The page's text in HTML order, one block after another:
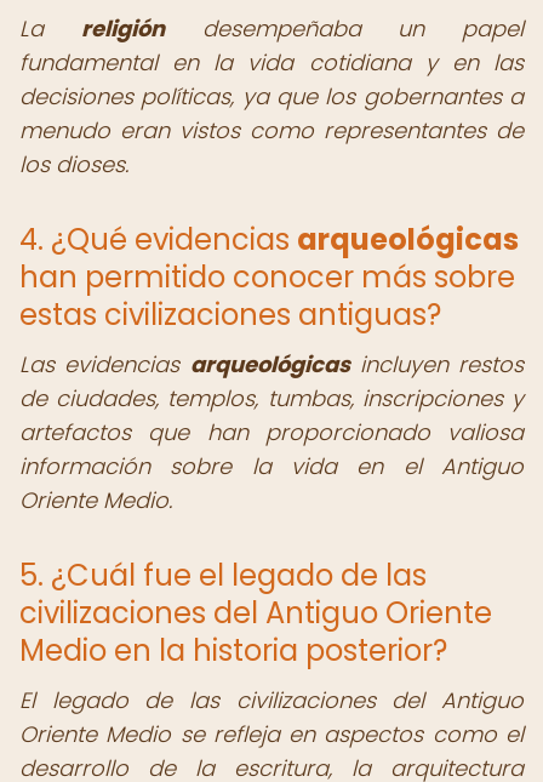
La religióndesempeñaba un papel
fundamental en la vida cotidiana y en las
decisiones políticas, ya que los gobernantes a
menudo eran vistos como representantes de
los dioses.
4. ¿Qué evidencias arqueológicas
han permitido conocer más sobre
estas civilizaciones antiguas?
Las evidencias arqueológicasincluyen restos
de ciudades, templos, tumbas, inscripciones y
artefactos que han proporcionado valiosa
información sobre la vida en el Antiguo
Oriente Medio.
5. ¿Cuál fue el legado de las
civilizaciones del Antiguo Oriente
Medio en la historia posterior?
El legado de las civilizaciones del Antiguo
Oriente Medio se refleja en aspectos como el
desarrollo de la escritura, la arquitectura